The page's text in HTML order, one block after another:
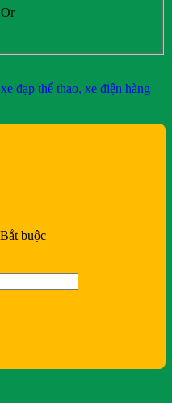
Or
đạp thể thao, xe điện hàng
Bắt buộc